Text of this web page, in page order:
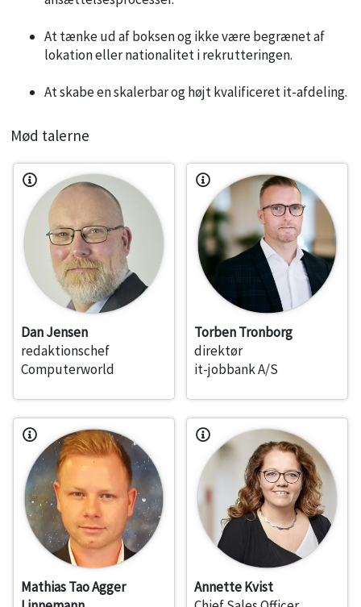
At tænke ud af boksen og ikke være begrænet af
lokation eller nationalitet i rekrutteringen.
At skabe en skalerbar og højt kvalificeret it-afdeling.
Mød talerne
Dan Jensen
redaktionschef
Computerworld
Torben Tronborg
direktør
it-jobbank A/S
Mathias Tao Agger
Annette Kvist